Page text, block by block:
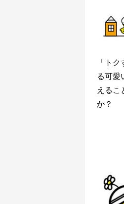
「ト
る可愛
えるこ
か？